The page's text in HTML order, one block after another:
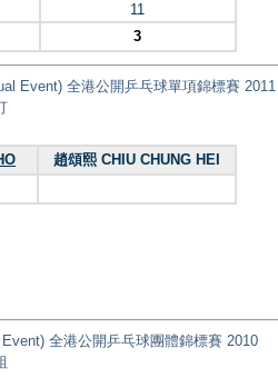
11
3
Event) 全港公開乒乓球單項錦標賽 2011
趙頌熙 CHIU CHUNG HEI
全港公開乒乓球團體錦標賽 2010